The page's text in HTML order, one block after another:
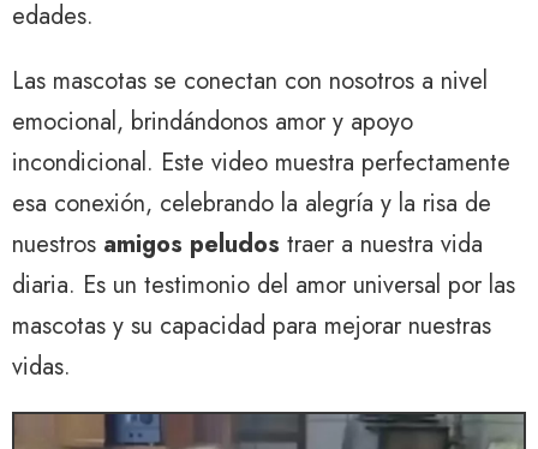
edades.
Las mascotas se conectan con nosotros a nivel
emocional, brindándonos amor y apoyo
incondicional. Este video muestra perfectamente
esa conexión, celebrando la alegría y la risa de
nuestros amigos peludos traer a nuestra vida
diaria. Es un testimonio del amor universal por las
mascotas y su capacidad para mejorar nuestras
vidas.